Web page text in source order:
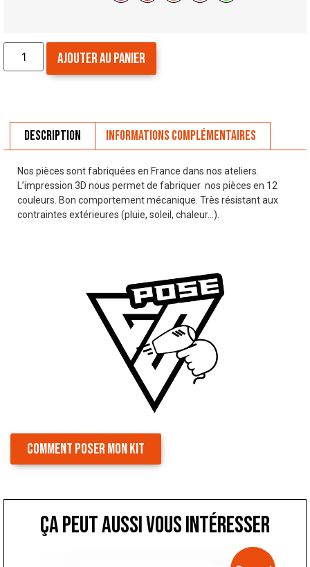
Ajouter au panier
Description Informations complémentaires
Nos pièces sont fabriquées en France dans nos ateliers.
L’impression 3D nous permet de fabriquer nos pièces en 12
couleurs. Bon comportement mécanique. Très résistant aux
contraintes extérieures (pluie, soleil, chaleur…).
COMMENT POSER MON KIT
ça peut aussi vous intéresser